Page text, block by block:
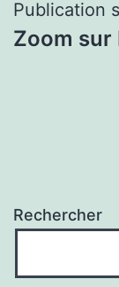
Publication
Zoom
Rechercher